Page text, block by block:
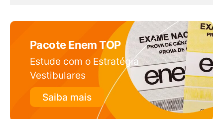
Pacote Enem TOP
Estude com o Estratégia
Vestibulares
Saiba mais